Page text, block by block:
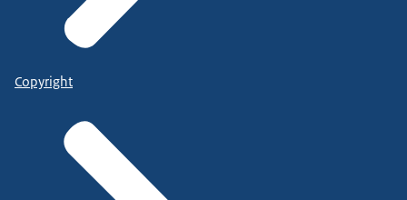
Copyright